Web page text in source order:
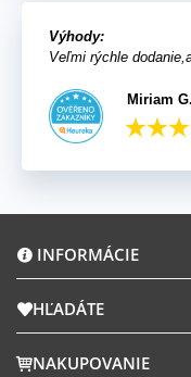
Výhody:
Veľmi rýchle
Miriam G.
INFORMÁCIE
HĽADÁTE
NAKUPOVANIE